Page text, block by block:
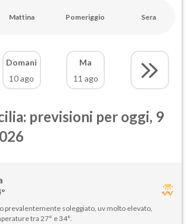
Mattina Pomeriggio Sera
Domani
10 ago
Ma
11 ago
previsioni per oggi, 9
prevalentemente soleggiato, uv molto elevato,
tra 27° e 34°.